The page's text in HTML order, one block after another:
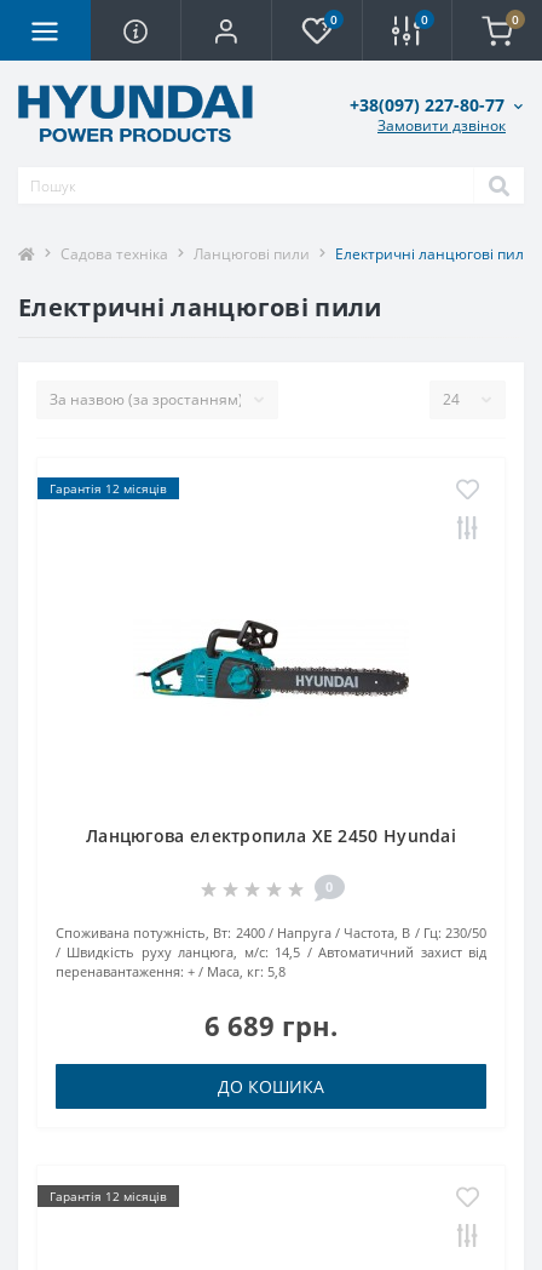
0 0 0
+38(097) 227-80-77
Замовити дзвінок
Садова техніка Ланцюгові пили Електричні ланцюгові пили
Електричні ланцюгові пили
Гарантія 12 місяців
Ланцюгова електропила XE 2450 Hyundai
0
Споживана потужність, Вт: 2400 Напруга / Частота, В / Гц: 230/50
Швидкість руху ланцюга, м/с: 14,5
Автоматичний захист від
перенавантаження: + Маса, кг: 5,8
6 689 грн.
ДО КОШИКА
Гарантія 12 місяців